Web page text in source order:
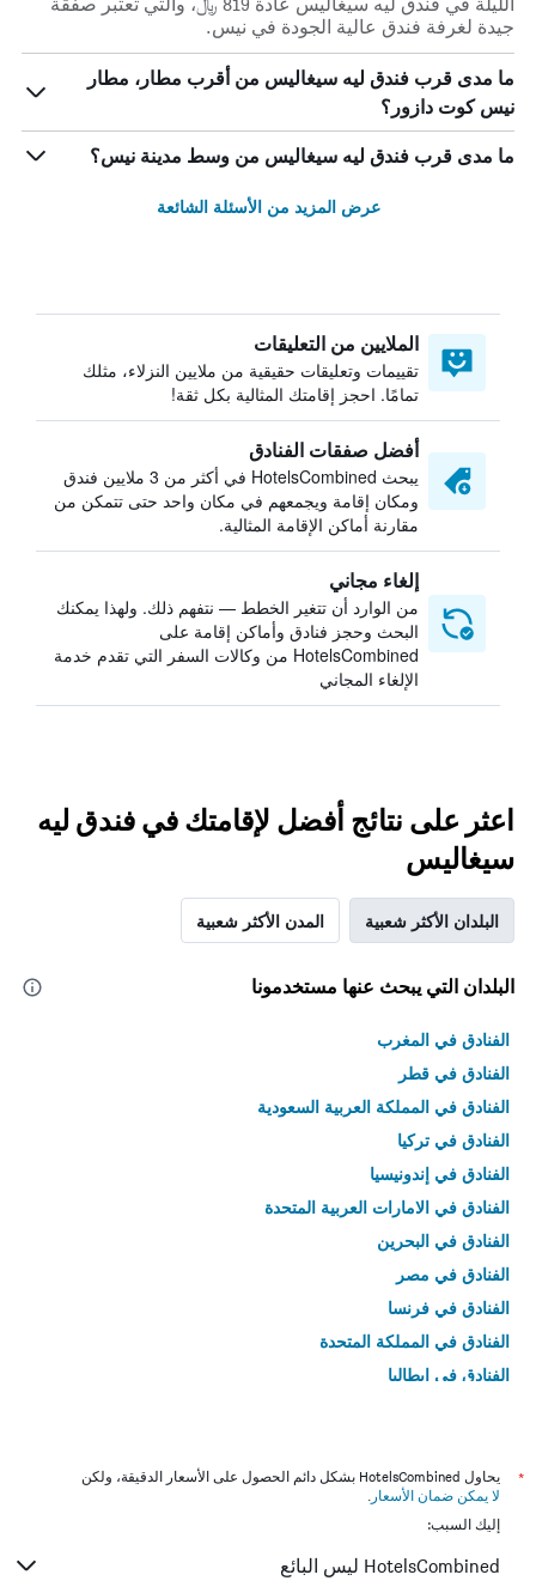
جيدة لغرفة فندق عالية الجودة في نيس.
ما مدى قرب فندق ليه سيغاليس من أقرب مطار، مطار
نيس كوت دازور؟
ما مدى قرب فندق ليه سيغاليس من وسط مدينة نيس؟
عرض المزيد من الأسئلة الشائعة
الملايين من التعليقات
تقييمات وتعليقات حقيقية من ملايين النزلاء، مثلك
تمامًا. احجز إقامتك المثالية بكل ثقة!
أفضل صفقات الفنادق
يبحث HotelsCombined في أكثر من 3 ملايين فندق
ومكان إقامة ويجمعهم في مكان واحد حتى تتمكن من
مقارنة أماكن الإقامة المثالية.
إلغاء مجاني
من الوارد أن تتغير الخطط — نتفهم ذلك. ولهذا يمكنك
البحث وحجز فنادق وأماكن إقامة على
HotelsCombined من وكالات السفر التي تقدم خدمة
الإلغاء المجاني
اعثر على نتائج أفضل لإقامتك في فندق ليه
سيغاليس
البلدان الأكثر شعبية المدن الأكثر شعبية
البلدان التي يبحث عنها مستخدمونا
الفنادق في المغرب
الفنادق في قطر
الفنادق في المملكة العربية السعودية
الفنادق في تركيا
الفنادق في إندونيسيا
الفنادق في الامارات العربية المتحدة
الفنادق في البحرين
الفنادق في مصر
الفنادق في فرنسا
الفنادق في المملكة المتحدة
الفنادق في إيطاليا
*
يحاول HotelsCombined بشكل دائم الحصول على الأسعار الدقيقة، ولكن
لا يمكن ضمان الأسعار .
إليك السبب:
HotelsCombined ليس البائع